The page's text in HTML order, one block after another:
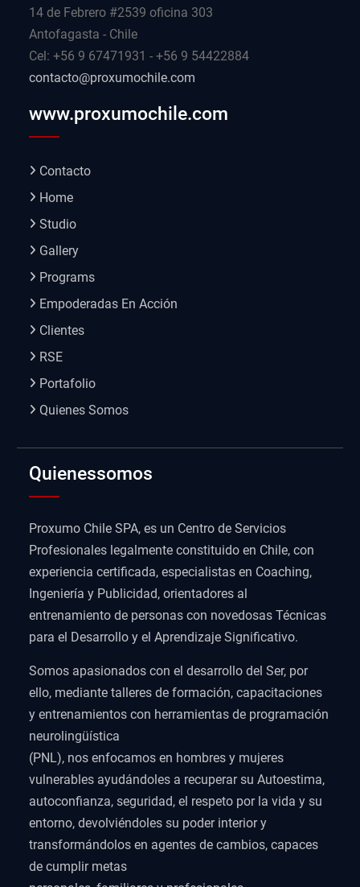
14 de Febrero #2539 oficina 303
Antofagasta - Chile
Cel: +56 9 67471931 - +56 9 54422884
contacto@proxumochile.com
www.proxumochile.com
Contacto
Home
Studio
Gallery
Programs
Empoderadas En Acción
Clientes
RSE
Portafolio
Quienes Somos
Quienessomos
Proxumo Chile SPA, es un Centro de Servicios
Profesionales legalmente constituido en Chile, con
experiencia certificada, especialistas en Coaching,
Ingeniería y Publicidad, orientadores al
entrenamiento de personas con novedosas Técnicas
para el Desarrollo y el Aprendizaje Significativo.
Somos apasionados con el desarrollo del Ser, por
ello, mediante talleres de formación, capacitaciones
y entrenamientos con herramientas de programación
neurolingüística
(PNL), nos enfocamos en hombres y mujeres
vulnerables ayudándoles a recuperar su Autoestima,
autoconfianza, seguridad, el respeto por la vida y su
entorno, devolviéndoles su poder interior y
transformándolos en agentes de cambios, capaces
de cumplir metas